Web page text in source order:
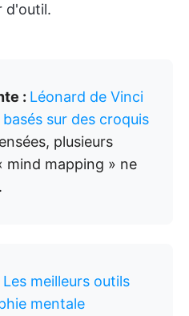
d'outil.
: Léonard de Vinci
sur des croquis
plusieurs
mind mapping » ne
Les meilleurs outils
mentale